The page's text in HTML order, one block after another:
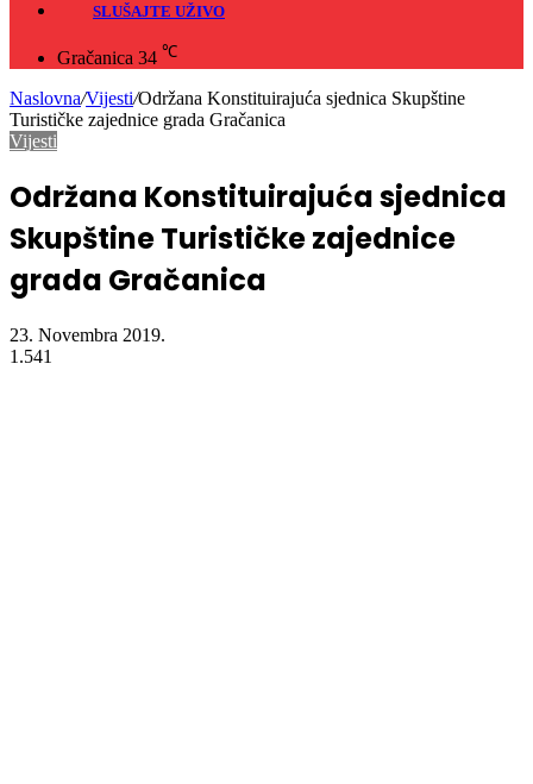
SLUŠAJTE UŽIVO
Gračanica 34 ℃
Naslovna/Vijesti/Održana Konstituirajuća sjednica Skupštine
Turističke zajednice grada Gračanica
Vijesti
Održana Konstituirajuća sjednica
Skupštine Turističke zajednice
grada Gračanica
23. Novembra 2019.
1.541